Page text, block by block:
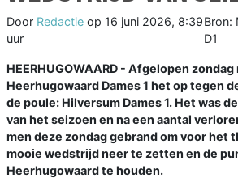
Door Redactie op 16 juni 2026, 8:39
uur
Bron:
D1
HEERHUGOWAARD - Afgelopen zondag
Heerhugowaard Dames 1 het op tegen
de poule: Hilversum Dames 1. Het was
van het seizoen en na een aantal
men deze zondag gebrand om voor het
mooie wedstrijd neer te zetten en de
Heerhugowaard te houden.